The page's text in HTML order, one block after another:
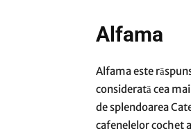
Alfama
Alfama este
considerată cea
de splendoarea
cafenelelor cochet